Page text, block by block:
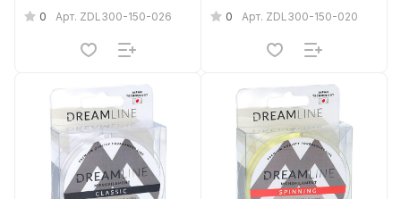
GREEN
0 Арт. ZDL300-150-026
GREEN
0 Арт. ZDL300-150-020